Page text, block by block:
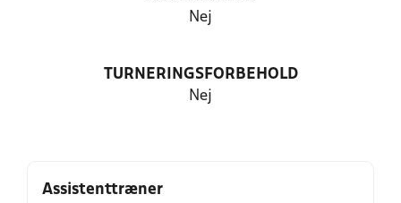
Nej
TURNERINGSFORBEHOLD
Nej
Assistenttræner